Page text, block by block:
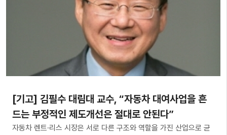
[기고] 김필수 대림대 교수, “자동차 대여사업을 흔
드는 부정적인 제도개선은 절대로 안된다”
자동차 렌트·리스 시장은 서로 다른 구조와 역할을 가진 산업으로 균